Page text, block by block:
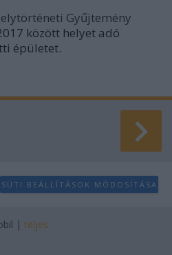
Gyűjtemény
között helyet adó
épületet.
SÜTI BEÁLLÍTÁSOK MÓDOSÍTÁSA
| teljes